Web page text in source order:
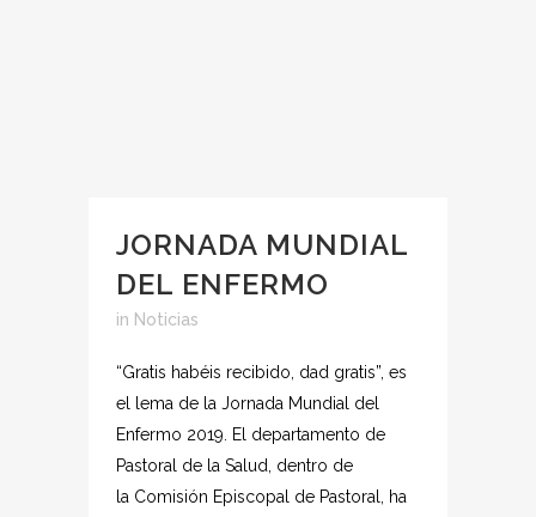
JORNADA MUNDIAL
DEL ENFERMO
in Noticias
“Gratis habéis recibido, dad gratis”, es
el lema de la Jornada Mundial del
Enfermo 2019. El departamento de
Pastoral de la Salud, dentro de
la Comisión Episcopal de Pastoral, ha